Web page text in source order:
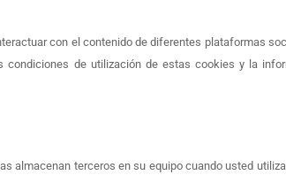
con el contenido de diferentes plataformas
de utilización de estas cookies y la
terceros en su equipo cuando usted